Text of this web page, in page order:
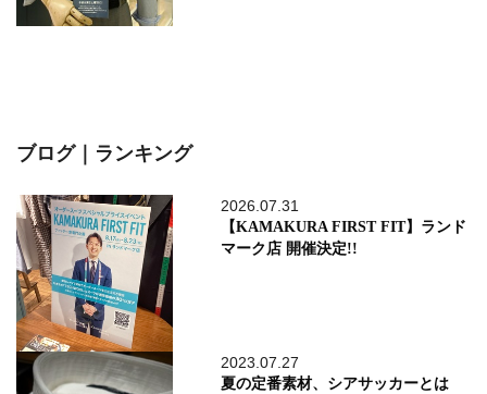
ブログ｜ランキング
2026.07.31
【KAMAKURA FIRST FIT】ランド
マーク店 開催決定!!
2023.07.27
夏の定番素材、シアサッカーとは